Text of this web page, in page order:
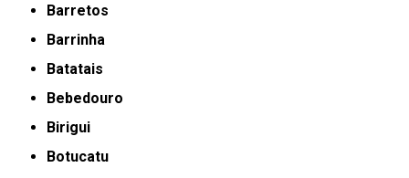
Barretos
Barrinha
Batatais
Bebedouro
Birigui
Botucatu